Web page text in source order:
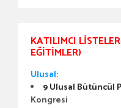
KATILIMCI
EĞITIMLER)
Ulusal:
9 Ulusal Bütüncül
Kongresi